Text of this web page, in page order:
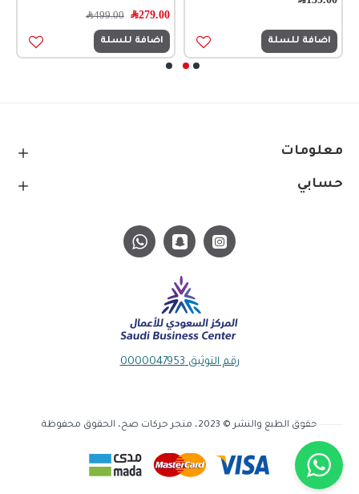
اضافة للسلة
279.00﷼ 499.00﷼
اضافة للسلة
معلومات
حسابي
رقم التوثيق 0000047953
حقوق الطبع والنشر © 2023، متجر حركات صح، الحقوق محفوظة